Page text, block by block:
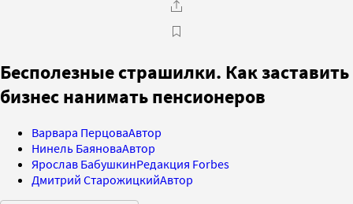
Бесполезные страшилки. Как заставить
бизнес нанимать пенсионеров
Варвара ПерцоваАвтор
Нинель БаяноваАвтор
Ярослав БабушкинРедакция Forbes
Дмитрий СтарожицкийАвтор